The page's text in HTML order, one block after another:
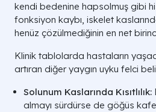
kendi bedenine hapsolmuş gibi
fonksiyon kaybı, iskelet
henüz çözülmediğinin en net
Klinik tablolarda hastaların
artıran diğer yaygın uyku felci
Solunum Kaslarında Kısıtlılık:
almayı sürdürse de göğüs